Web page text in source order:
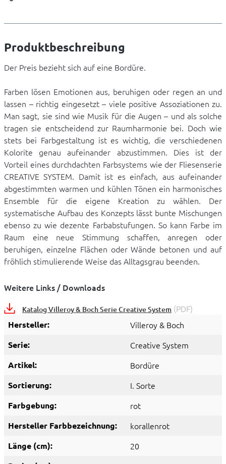
Produktbeschreibung
Der Preis bezieht sich auf eine Bordüre.
Farben lösen Emotionen aus, beruhigen oder regen an und
lassen – richtig eingesetzt – viele positive Assoziationen zu.
Man sagt, sie sind wie Musik für die Augen – und als solche
tragen sie entscheidend zur Raumharmonie bei. Doch wie
stets bei Farbgestaltung ist es wichtig, die verschiedenen
Kolorite genau aufeinander abzustimmen. Dies ist der
Vorteil eines durchdachten Farbsystems wie der Fliesenserie
CREATIVE SYSTEM. Damit ist es einfach, aus aufeinander
abgestimmten warmen und kühlen Tönen ein harmonisches
Ensemble für die eigene Kreation zu wählen. Der
systematische Aufbau des Konzepts lässt bunte Mischungen
ebenso zu wie dezente Farbabstufungen. So kann Farbe im
Raum eine neue Stimmung schaffen, anregen oder
beruhigen, einzelne Flächen oder Wände betonen und auf
fröhlich stimulierende Weise das Alltagsgrau beenden.
Weitere Links / Downloads
Katalog Villeroy & Boch Serie Creative System (PDF)
Hersteller: Villeroy & Boch
Serie: Creative System
Artikel: Bordüre
Sortierung: I. Sorte
Farbgebung: rot
Hersteller Farbbezeichnung: korallenrot
Länge (cm): 20